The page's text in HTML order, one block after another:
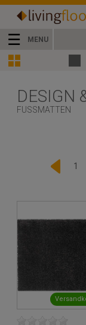
☰ MENU
DESIGN
FUSSMATTEN
1